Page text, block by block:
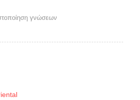
γνώσεων